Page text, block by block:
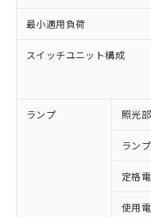
最小適用負荷
スイッチユニット構成
ランプ 照光
ラン
定格
使用
※1 対応状況